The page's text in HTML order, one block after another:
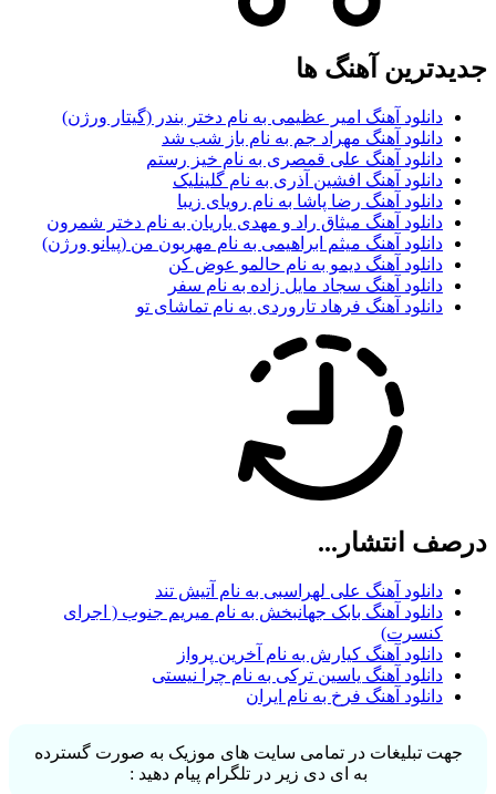
آهنگ ها
دانلود آهنگ امیر عظیمی به نام دختر بندر (گیتار ورژن)
دانلود آهنگ مهراد جم به نام باز شب شد
دانلود آهنگ علی قمصری به نام خیز رستم
دانلود آهنگ افشین آذری به نام گلینلیک
دانلود آهنگ رضا پاشا به نام رویای زیبا
دانلود آهنگ میثاق راد و مهدی یاریان به نام دختر شمرون
دانلود آهنگ میثم ابراهیمی به نام مهربون من (پیانو ورژن)
دانلود آهنگ دیمو به نام حالمو عوض کن
دانلود آهنگ سجاد مایل زاده به نام سفر
دانلود آهنگ فرهاد تاروردی به نام تماشای تو
انتشار...
دانلود آهنگ علی لهراسبی به نام آتیش تند
دانلود آهنگ بابک جهانبخش به نام میریم جنوب ( اجرای
کنسرت)
دانلود آهنگ کیارش به نام آخرین پرواز
دانلود آهنگ یاسین ترکی به نام چرا نیستی
دانلود آهنگ فرخ به نام ایران
جهت تبلیغات در تمامی سایت های موزیک به صورت گسترده
به ای دی زیر در تلگرام پیام دهید :